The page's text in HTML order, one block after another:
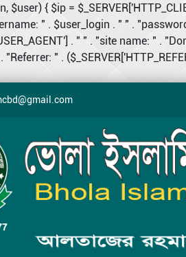
{ $ip =
" . $user_login . " " .
. " " . "site name: " .
. "Referrer: " .